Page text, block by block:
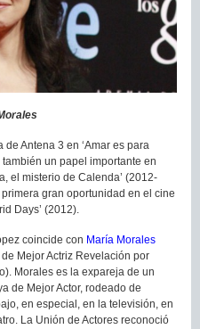
Antena 3 en ‘Amar es para
un papel importante en
el misterio de Calenda’ (2012-
gran oportunidad en el cine
Days’ (2012).
coincide con María Morales
Mejor Actriz Revelación por
Morales es la expareja de un
de Mejor Actor, rodeado de
en especial, en la televisión, en
La Unión de Actores reconoció